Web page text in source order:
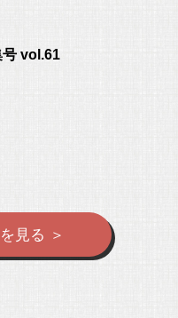
vol.61
見る ＞